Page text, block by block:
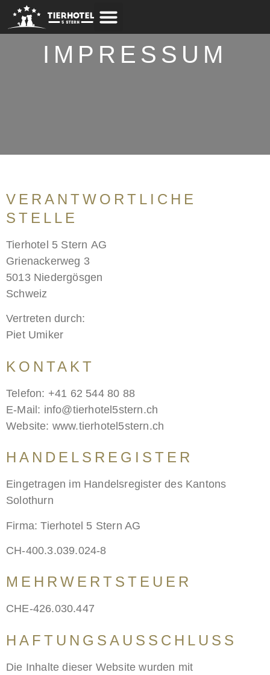
IMPRESSUM
VERANTWORTLICHE
STELLE
Tierhotel 5 Stern AG
Grienackerweg 3
5013 Niedergösgen
Schweiz
Vertreten durch:
Piet Umiker
KONTAKT
Telefon: +41 62 544 80 88
E-Mail: info@tierhotel5stern.ch
Website: www.tierhotel5stern.ch
HANDELSREGISTER
Eingetragen im Handelsregister des Kantons
Solothurn
Firma: Tierhotel 5 Stern AG
CH-400.3.039.024-8
MEHRWERTSTEUER
CHE-426.030.447
HAFTUNGSAUSSCHLUSS
Die Inhalte dieser Website wurden mit